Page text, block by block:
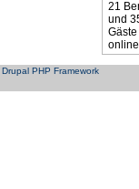
21
und
Gäste
Drupal PHP Framework